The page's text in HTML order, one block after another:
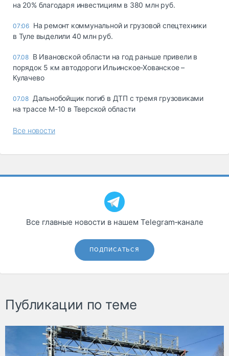
на 20% благодаря инвестициям в 380 млн руб.
07:06 На ремонт коммунальной и грузовой спецтехники
в Туле выделили 40 млн руб.
07.08 В Ивановской области на год раньше привели в
порядок 5 км автодороги Ильинское-Хованское –
Кулачево
07.08 Дальнобойщик погиб в ДТП с тремя грузовиками
на трассе М-10 в Тверской области
Все новости
Все главные новости в нашем Telegram‑канале
ПОДПИСАТЬСЯ
Публикации по теме